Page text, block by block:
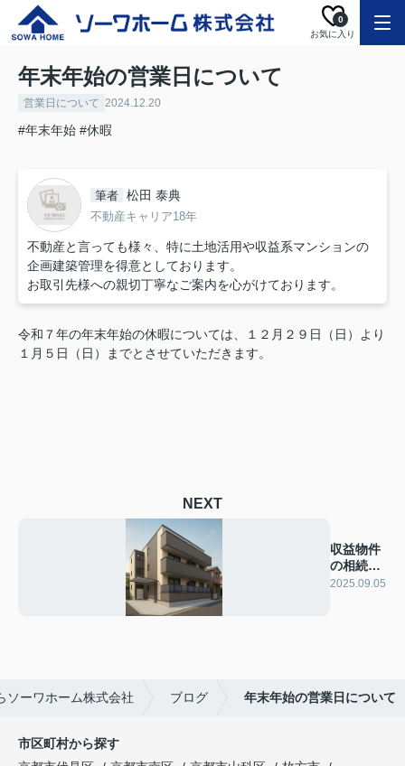
お気に入り
0
年末年始の営業日について
営業日について 2024.12.20
#年末年始 #休暇
筆者 松田 泰典
不動産キャリア18年
不動産と言っても様々、特に土地活用や収益系マンションの
企画建築管理を得意としております。
お取引先様への親切丁寧なご案内を心がけております。
令和７年の年末年始の休暇については、１２月２９日（日）より
１月５日（日）までとさせていただきます。
NEXT
収益物件
の相続対
策につい
2025.09.05
ソーワホーム株式会社 ブログ 年末年始の営業日について
市区町村から探す